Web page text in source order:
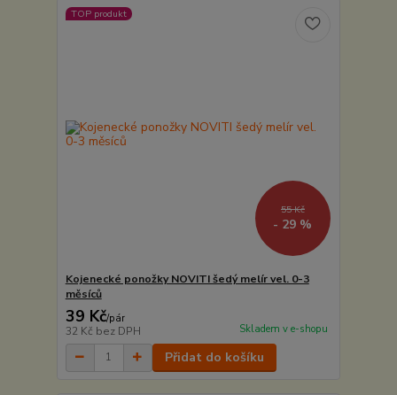
TOP produkt
55 Kč
- 29 %
Kojenecké ponožky NOVITI šedý melír vel. 0-3
měsíců
39 Kč/pár
32 Kč bez DPH Skladem v e-shopu
Přidat do košíku